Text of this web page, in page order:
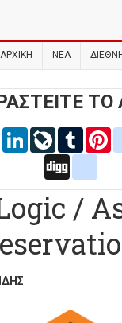
ΑΡΧΙΚΉ ΝΕΑ ΔΙΕΘΝΗ
TwitterLinkedInLiveJournal
Tumblr
/